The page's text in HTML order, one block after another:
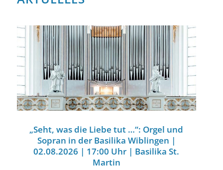
„Seht, was die Liebe tut …“: Orgel und
Sopran in der Basilika Wiblingen |
02.08.2026 | 17:00 Uhr | Basilika St.
Martin